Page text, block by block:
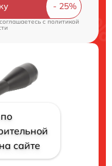
cполитикой
сайте